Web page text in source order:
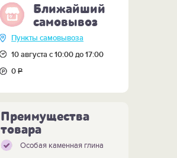
Ближайший
самовывоз
Пункты самовывоза
10 августа с 10:00 до 17:00
0Р
Преимущества
товара
Особая каменная глина